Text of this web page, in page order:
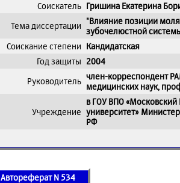
Соискатель Гришина Екатерина
Тема диссертации "Влияние позиции
зубочелюстной
Соискание степени Кандидатская
Год защиты 2004
Руководитель член-корреспондент
медицинских наук,
Учреждение
в ГОУ ВПО «Московский
университет»
РФ
Автореферат N 534